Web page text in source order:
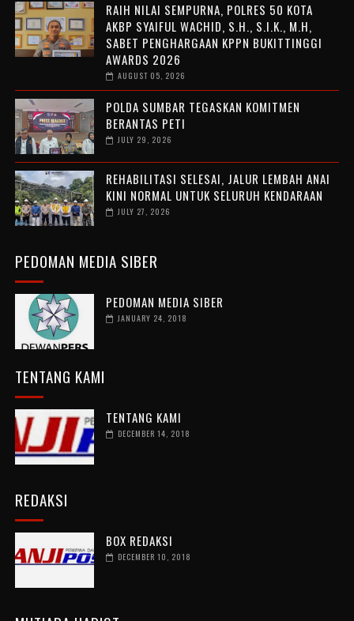
RAIH NILAI SEMPURNA, POLRES 50 KOTA
AKBP SYAIFUL WACHID, S.H., S.I.K., M.H,
SABET PENGHARGAAN KPPN BUKITTINGGI
AWARDS 2026
AUGUST 05, 2026
POLDA SUMBAR TEGASKAN KOMITMEN
BERANTAS PETI
JULY 29, 2026
REHABILITASI SELESAI, JALUR LEMBAH ANAI
KINI NORMAL UNTUK SELURUH KENDARAAN
JULY 27, 2026
PEDOMAN MEDIA SIBER
PEDOMAN MEDIA SIBER
JANUARY 24, 2018
TENTANG KAMI
TENTANG KAMI
DECEMBER 14, 2018
REDAKSI
BOX REDAKSI
DECEMBER 10, 2018